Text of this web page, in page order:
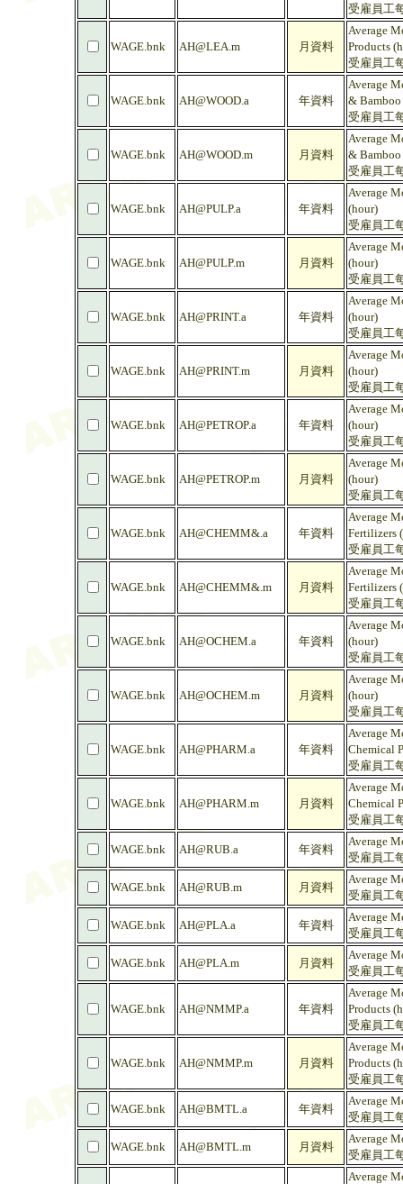
受雇員工
WAGE.bnk AH@LEA.m 月資料
Average
Products
受雇員工
WAGE.bnk AH@WOOD.a 年資料
Average
&
受雇員工
WAGE.bnk AH@WOOD.m 月資料
Average
&
受雇員工
WAGE.bnk AH@PULP.a 年資料
Average
(hour)
受雇員工
WAGE.bnk AH@PULP.m 月資料
Average
(hour)
受雇員工
WAGE.bnk AH@PRINT.a 年資料
Average
(hour)
受雇員工
WAGE.bnk AH@PRINT.m 月資料
Average
(hour)
受雇員工
WAGE.bnk AH@PETROP.a 年資料
Average
(hour)
受雇員工
WAGE.bnk AH@PETROP.m 月資料
Average
(hour)
受雇員工
WAGE.bnk AH@CHEMM&.a 年資料
Average
Fertilizers
受雇員工
WAGE.bnk AH@CHEMM&.m 月資料
Average
Fertilizers
受雇員工
WAGE.bnk AH@OCHEM.a 年資料
Average
(hour)
受雇員工
WAGE.bnk AH@OCHEM.m 月資料
Average
(hour)
受雇員工
WAGE.bnk AH@PHARM.a 年資料
Average
Chemical
受雇員工
WAGE.bnk AH@PHARM.m 月資料
Average
Chemical
受雇員工
WAGE.bnk AH@RUB.a 年資料
Average
受雇員工
WAGE.bnk AH@RUB.m 月資料
Average
受雇員工
WAGE.bnk AH@PLA.a 年資料
Average
受雇員工
WAGE.bnk AH@PLA.m 月資料
Average
受雇員工
WAGE.bnk AH@NMMP.a 年資料
Average
Products
受雇員工
WAGE.bnk AH@NMMP.m 月資料
Average
Products
受雇員工
WAGE.bnk AH@BMTL.a 年資料
Average
受雇員工
WAGE.bnk AH@BMTL.m 月資料
Average
受雇員工
Average